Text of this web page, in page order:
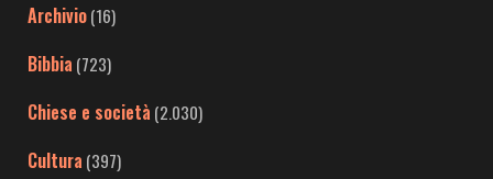
Archivio(16)
Bibbia (723)
Chiese e società (2.030)
Cultura (397)